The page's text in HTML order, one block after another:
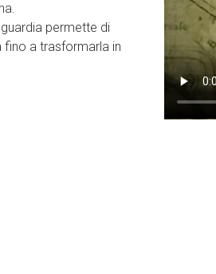
permette di
a trasformarla in